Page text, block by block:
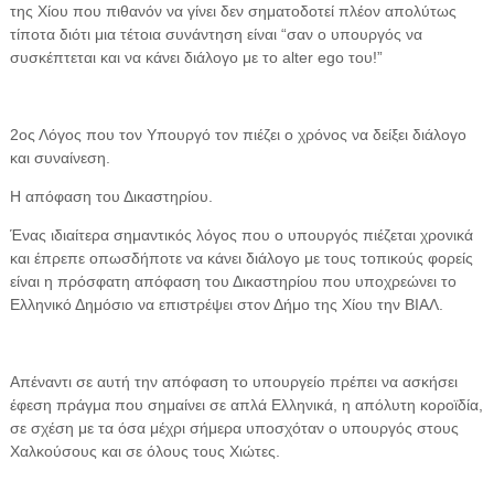
της Χίου που πιθανόν να γίνει δεν σηματοδοτεί πλέον απολύτως
τίποτα διότι μια τέτοια συνάντηση είναι “σαν ο υπουργός να
συσκέπτεται και να κάνει διάλογο με το alter ego του!”
2ος Λόγος που τον Υπουργό τον πιέζει ο χρόνος να δείξει διάλογο
και συναίνεση.
Η απόφαση του Δικαστηρίου.
Ένας ιδιαίτερα σημαντικός λόγος που ο υπουργός πιέζεται χρονικά
και έπρεπε οπωσδήποτε να κάνει διάλογο με τους τοπικούς φορείς
είναι η πρόσφατη απόφαση του Δικαστηρίου που υποχρεώνει το
Ελληνικό Δημόσιο να επιστρέψει στον Δήμο της Χίου την ΒΙΑΛ.
Απέναντι σε αυτή την απόφαση το υπουργείο πρέπει να ασκήσει
έφεση πράγμα που σημαίνει σε απλά Ελληνικά, η απόλυτη κοροϊδία,
σε σχέση με τα όσα μέχρι σήμερα υποσχόταν ο υπουργός στους
Χαλκούσους και σε όλους τους Χιώτες.